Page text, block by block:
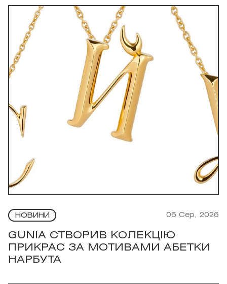
НОВИНИ 06 Сер, 2026
GUNIA СТВОРИВ КОЛЕКЦІЮ
ПРИКРАС ЗА МОТИВАМИ АБЕТКИ
НАРБУТА